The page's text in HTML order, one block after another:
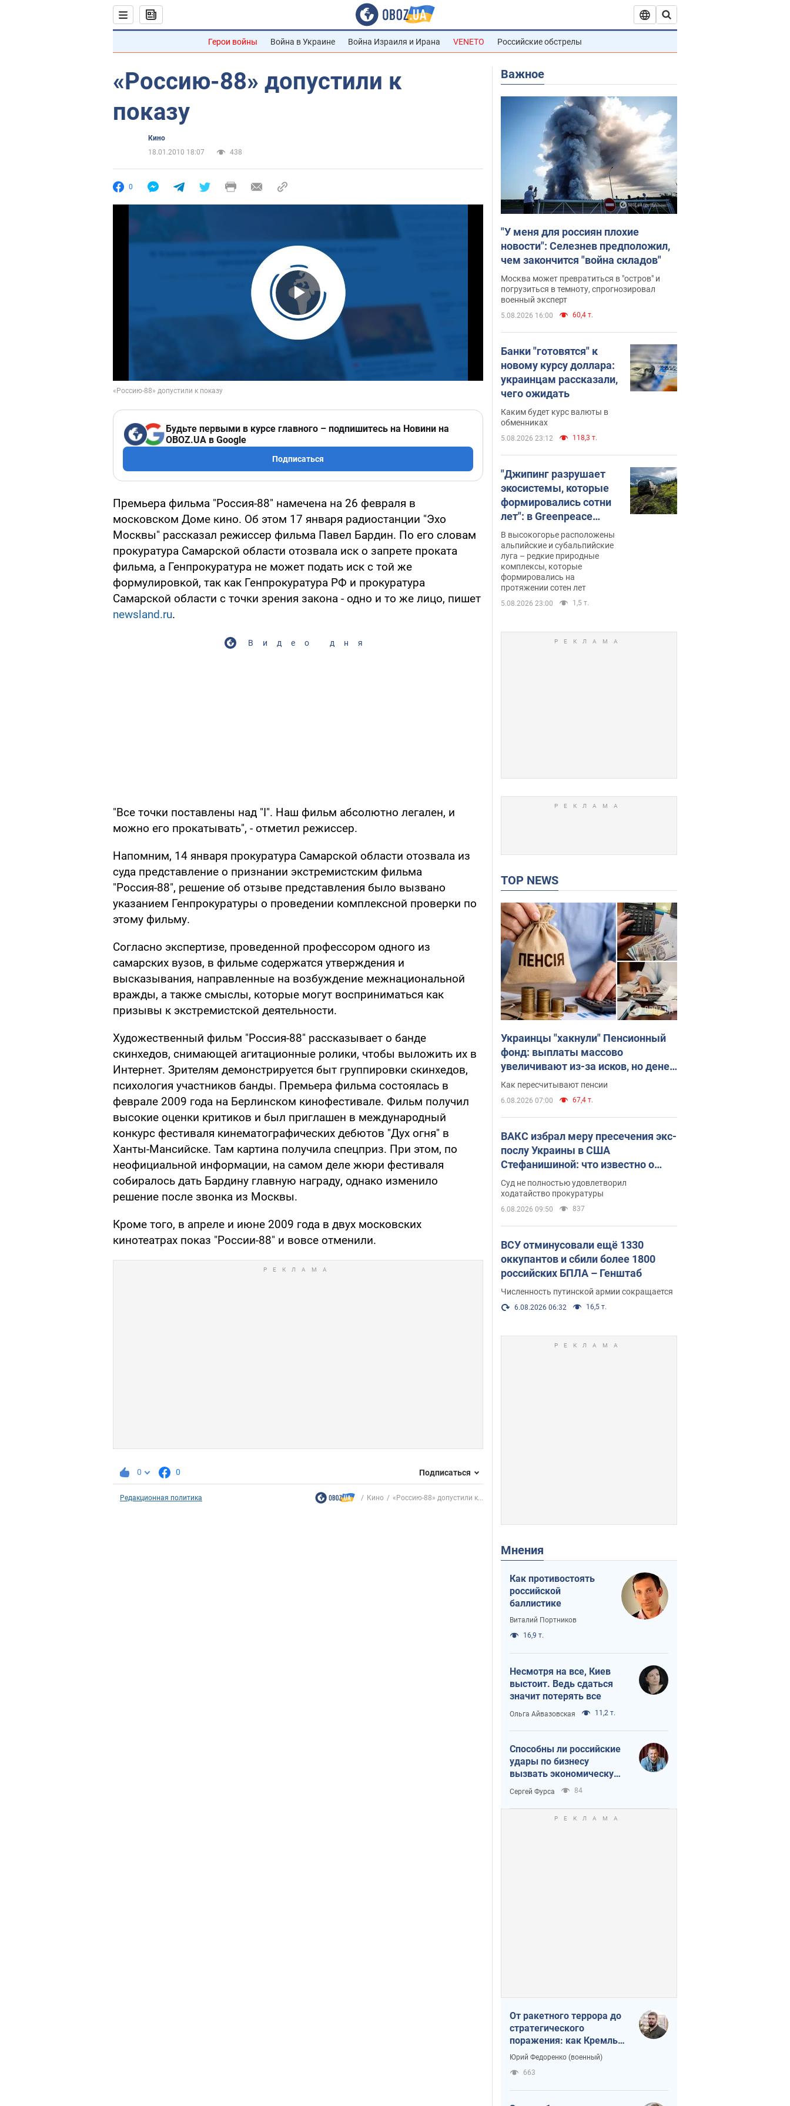
Герои войны Война в Украине Война Израиля и Ирана VENETO Российские обстрелы
«Россию-88» допустили к
показу
Кино
18.01.2010 18:07
438
0
Play Video
Будьте первыми в курсе главного – подпишитесь на Новини на
OBOZ.UA в Google
Подписаться
Премьера фильма "Россия-88" намечена на 26 февраля в
московском Доме кино. Об этом 17 января радиостанции "Эхо
Москвы" рассказал режиссер фильма Павел Бардин. По его словам
прокуратура Самарской области отозвала иск о запрете проката
фильма, а Генпрокуратура не может подать иск с той же
формулировкой, так как Генпрокуратура РФ и прокуратура
Самарской области с точки зрения закона - одно и то же лицо, пишет
newsland.ru.
Видео дня
"Все точки поставлены над "I". Наш фильм абсолютно легален, и
можно его прокатывать", - отметил режиссер.
Напомним, 14 января прокуратура Самарской области отозвала из
суда представление о признании экстремистским фильма
"Россия-88", решение об отзыве представления было вызвано
указанием Генпрокуратуры о проведении комплексной проверки по
этому фильму.
Согласно экспертизе, проведенной профессором одного из
самарских вузов, в фильме содержатся утверждения и
высказывания, направленные на возбуждение межнациональной
вражды, а также смыслы, которые могут восприниматься как
призывы к экстремистской деятельности.
Художественный фильм "Россия-88" рассказывает о банде
скинхедов, снимающей агитационные ролики, чтобы выложить их в
Интернет. Зрителям демонстрируется быт группировки скинхедов,
психология участников банды. Премьера фильма состоялась в
феврале 2009 года на Берлинском кинофестивале. Фильм получил
высокие оценки критиков и был приглашен в международный
конкурс фестиваля кинематографических дебютов "Дух огня" в
Ханты-Мансийске. Там картина получила спецприз. При этом, по
неофициальной информации, на самом деле жюри фестиваля
собиралось дать Бардину главную награду, однако изменило
решение после звонка из Москвы.
Кроме того, в апреле и июне 2009 года в двух московских
кинотеатрах показ "России-88" и вовсе отменили.
0 0 Подписаться
Редакционная политика Кино «Россию-88» допустили к...
Важное
"У меня для россиян плохие
новости": Селезнев предположил,
чем закончится "война складов"
Москва может превратиться в "остров" и
погрузиться в темноту, спрогнозировал
военный эксперт
5.08.2026 16:00 60,4 т.
Банки "готовятся" к
новому курсу доллара:
украинцам рассказали,
чего ожидать
Каким будет курс валюты в
обменниках
5.08.2026 23:12 118,3 т.
"Джипинг разрушает
экосистемы, которые
формировались сотни
лет": в Greenpeace
забили тревогу
В высокогорье расположены
альпийские и субальпийские
луга – редкие природные
комплексы, которые
формировались на
протяжении сотен лет
5.08.2026 23:00 1,5 т.
TOP NEWS
Украинцы "хакнули" Пенсионный
фонд: выплаты массово
увеличивают из-за исков, но денег
не хватает
Как пересчитывают пенсии
6.08.2026 07:00 67,4 т.
ВАКС избрал меру пресечения экс-
послу Украины в США
Стефанишиной: что известно о
деле
Суд не полностью удовлетворил
ходатайство прокуратуры
6.08.2026 09:50 837
ВСУ отминусовали ещё 1330
оккупантов и сбили более 1800
российских БПЛА – Генштаб
Численность путинской армии сокращается
6.08.2026 06:32 16,5 т.
Мнения
Как противостоять
российской
баллистике
Виталий Портников
16,9 т.
Несмотря на все, Киев
выстоит. Ведь сдаться
значит потерять все
Ольга Айвазовская 11,2 т.
Способны ли российские
удары по бизнесу
вызвать экономическую
катастрофу?
Сергей Фурса 84
От ракетного террора до
стратегического
поражения: как Кремль
загнал себя в ловушку
Юрий Федоренко (военный)
663